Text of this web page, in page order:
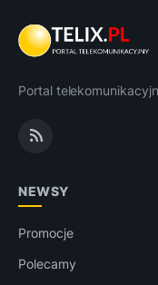
Portal
NEWSY
Promocje
Polecamy